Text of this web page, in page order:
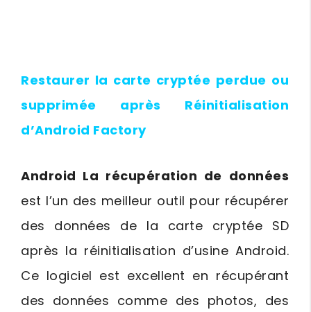
Restaurer la carte cryptée perdue ou
supprimée après Réinitialisation
d’Android Factory
Android La récupération de données
est l’un des meilleur outil pour récupérer
des données de la carte cryptée SD
après la réinitialisation d’usine Android.
Ce logiciel est excellent en récupérant
des données comme des photos, des